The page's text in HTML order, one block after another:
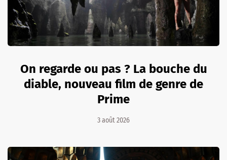
On regarde ou pas ? La bouche du
diable, nouveau film de genre de
Prime
3 août 2026